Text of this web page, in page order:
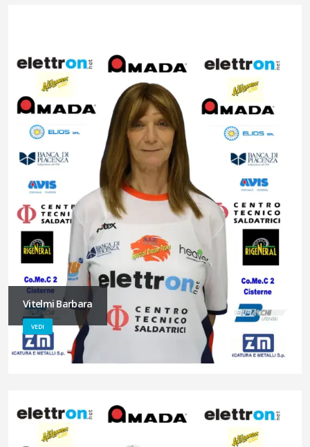
Vitelmi Barbara
VEDI